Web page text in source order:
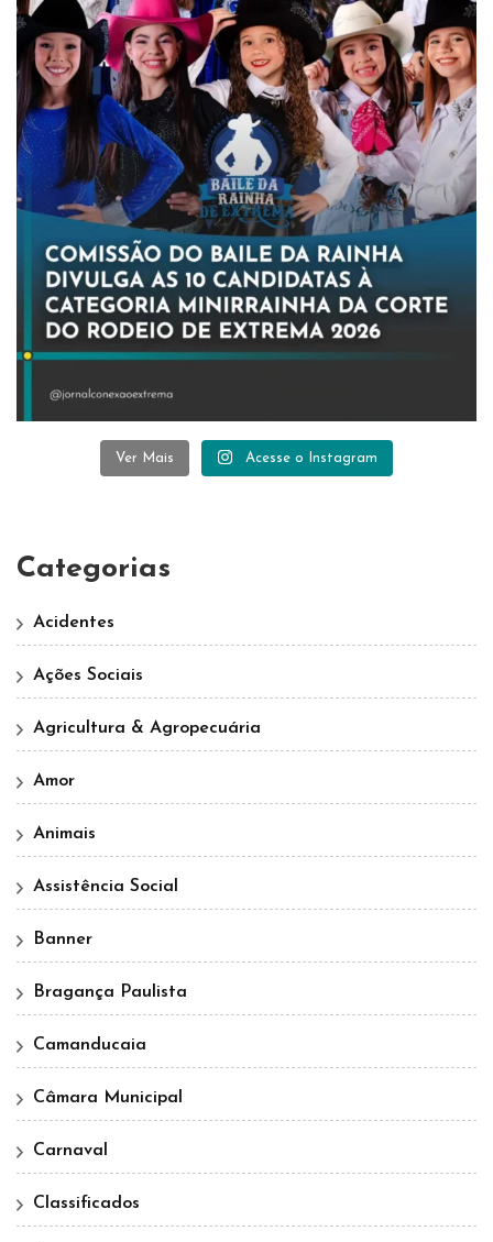
Ver Mais Acesse o Instagram
Categorias
Acidentes
Ações Sociais
Agricultura & Agropecuária
Amor
Animais
Assistência Social
Banner
Bragança Paulista
Camanducaia
Câmara Municipal
Carnaval
Classificados